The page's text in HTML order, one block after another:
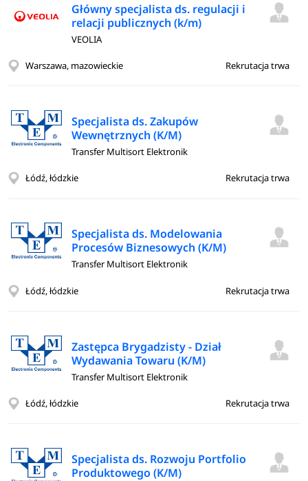
Główny specjalista ds. regulacji i
relacji publicznych (k/m)
VEOLIA
Warszawa, mazowieckie Rekrutacja trwa
Specjalista ds. Zakupów
Wewnętrznych (K/M)
Transfer Multisort Elektronik
Łódź, łódzkie Rekrutacja trwa
Specjalista ds. Modelowania
Procesów Biznesowych (K/M)
Transfer Multisort Elektronik
Łódź, łódzkie Rekrutacja trwa
Zastępca Brygadzisty - Dział
Wydawania Towaru (K/M)
Transfer Multisort Elektronik
Łódź, łódzkie Rekrutacja trwa
Specjalista ds. Rozwoju Portfolio
Produktowego (K/M)